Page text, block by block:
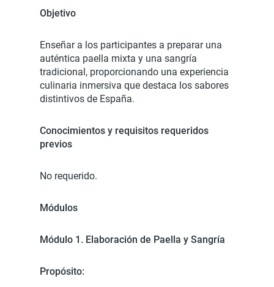
Objetivo
Enseñar a los participantes a preparar una
auténtica paella mixta y una sangría
tradicional, proporcionando una experiencia
culinaria inmersiva que destaca los sabores
distintivos de España.
Conocimientos y requisitos requeridos
previos
No requerido.
Módulos
Módulo 1. Elaboración de Paella y Sangría
Propósito: